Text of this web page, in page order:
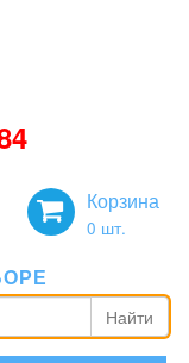
Корзина
0 шт.
Найти